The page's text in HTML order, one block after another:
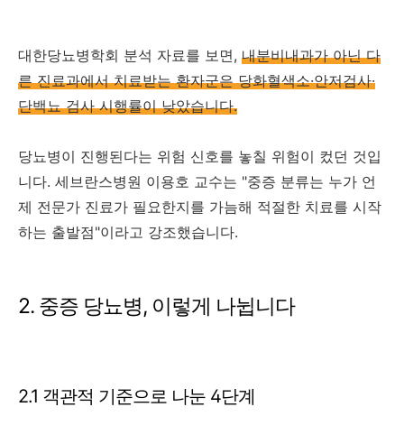
대한당뇨병학회 분석 자료를 보면, 내분비내과가 아닌 다
른 진료과에서 치료받는 환자군은 당화혈색소·안저검사·
단백뇨 검사 시행률이 낮았습니다.
당뇨병이 진행된다는 위험 신호를 놓칠 위험이 컸던 것입
니다. 세브란스병원 이용호 교수는 "중증 분류는 누가 언
제 전문가 진료가 필요한지를 가늠해 적절한 치료를 시작
하는 출발점"이라고 강조했습니다.
2. 중증 당뇨병, 이렇게 나뉩니다
2.1 객관적 기준으로 나눈 4단계